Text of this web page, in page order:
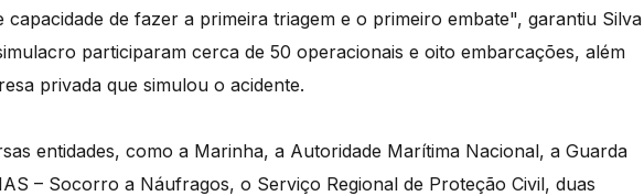
de fazer a primeira triagem e o primeiro embate", garantiu Silva
participaram cerca de 50 operacionais e oito embarcações, além
privada que simulou o acidente.
entidades, como a Marinha, a Autoridade Marítima Nacional, a Guarda
– Socorro a Náufragos, o Serviço Regional de Proteção Civil, duas